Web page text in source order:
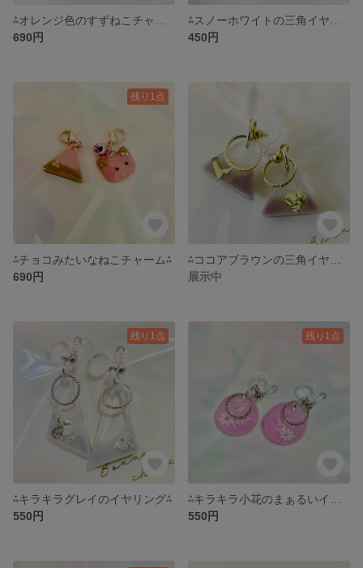
690円
450円
残り1点
⁂チョコみたいなねこチャーム⁂
690円
展示中
残り1点
⁂キラキラグレイのイヤリング⁂
550円
残り1点
550円